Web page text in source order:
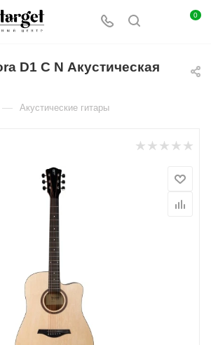
0
D1 C N Акустическая
— Акустические гитары